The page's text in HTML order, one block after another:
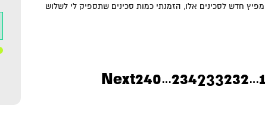
חדש לסכינים אלו, הזמנתי כמות סכינים שתספיק לי לשלוש
P
1
…
P
232
P
233
P
234
…
P
240
Next